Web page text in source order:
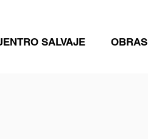
SALVAJE OBRAS